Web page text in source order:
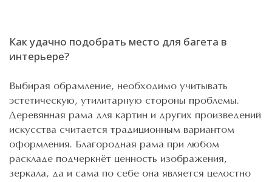
Как удачно подобрать место для багета в
интерьере?
Выбирая обрамление, необходимо учитывать
эстетическую, утилитарную стороны проблемы.
Деревянная рама для картин и других произведений
искусства считается традиционным вариантом
оформления. Благородная рама при любом
раскладе подчеркнёт ценность изображения,
зеркала, да и сама по себе она является целостно